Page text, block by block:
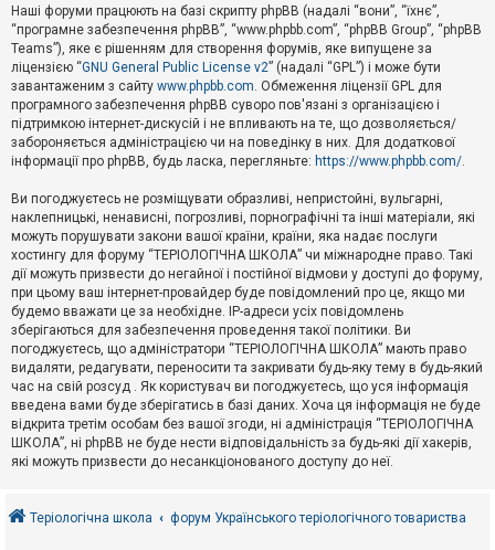
м
и
б
е
з
в
і
д
п
о
в
д
й
А
к
т
и
в
н
т
е
м
и
о
Наші форуми працюють на базі скрипту phpBB (надалі “вони”, “їхнє”,
“програмне забезпечення phpBB”, “www.phpbb.com”, “phpBB Group”, “phpBB
Teams”), яке є рішенням для створення форумів, яке випущене за
ліцензією “GNU General Public License v2” (надалі “GPL”) і може бути
завантаженим з сайту www.phpbb.com. Обмеження ліцензії GPL для
програмного забезпечення phpBB суворо пов'язані з організацією і
підтримкою інтернет-дискусій і не впливають на те, що дозволяється/
забороняється адміністрацією чи на поведінку в них. Для додаткової
інформації про phpBB, будь ласка, перегляньте: https://www.phpbb.com/.
Ви погоджуєтесь не розміщувати образливі, непристойні, вульгарні,
наклепницькі, ненависні, погрозливі, порнографічні та інші матеріали, які
можуть порушувати закони вашої країни, країни, яка надає послуги
хостингу для форуму “ТЕРІОЛОГІЧНА ШКОЛА” чи міжнародне право. Такі
дії можуть призвести до негайної і постійної відмови у доступі до форуму,
при цьому ваш інтернет-провайдер буде повідомлений про це, якщо ми
будемо вважати це за необхідне. IP-адреси усіх повідомлень
зберігаються для забезпечення проведення такої політики. Ви
погоджуєтесь, що адміністратори “ТЕРІОЛОГІЧНА ШКОЛА” мають право
видаляти, редагувати, переносити та закривати будь-яку тему в будь-який
час на свій розсуд . Як користувач ви погоджуєтесь, що уся інформація
введена вами буде зберігатись в базі даних. Хоча ця інформація не буде
відкрита третім особам без вашої згоди, ні адміністрація “ТЕРІОЛОГІЧНА
ШКОЛА”, ні phpBB не буде нести відповідальність за будь-які дії хакерів,
які можуть призвести до несанкціонованого доступу до неї.
Теріологічна школа форум Українського теріологічного товариства